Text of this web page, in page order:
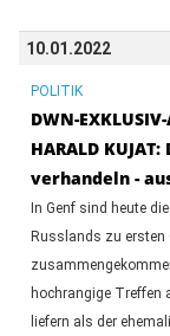
10.01.2022
POLITIK
DWN-
HARALD
verhandeln -
In Genf sind heute
Russlands zu ersten
hochrangige Treffen
liefern als der